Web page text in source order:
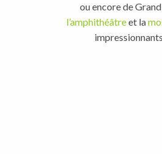
ou encore de
l’amphithéâtreet la